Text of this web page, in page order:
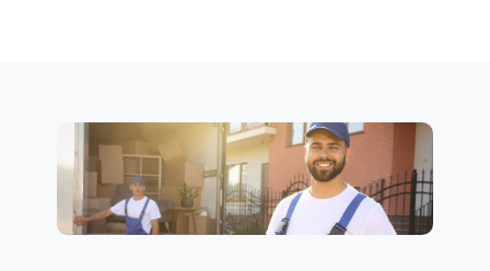
Leonding
Privatumzug